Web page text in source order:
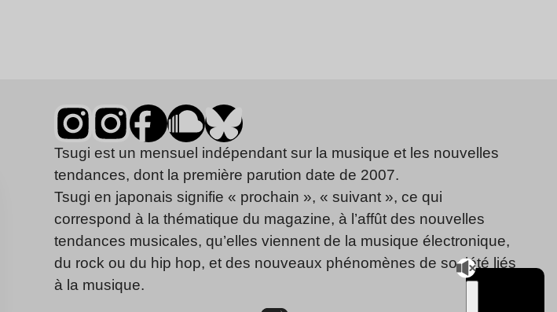
Tsugi est un mensuel indépendant sur la musique et les nouvelles
tendances, dont la première parution date de 2007.
Tsugi en japonais signifie « prochain », « suivant », ce qui
correspond à la thématique du magazine, à l’affût des nouvelles
tendances musicales, qu’elles viennent de la musique électronique,
du rock ou du hip hop, et des nouveaux phénomènes de société liés
à la musique.